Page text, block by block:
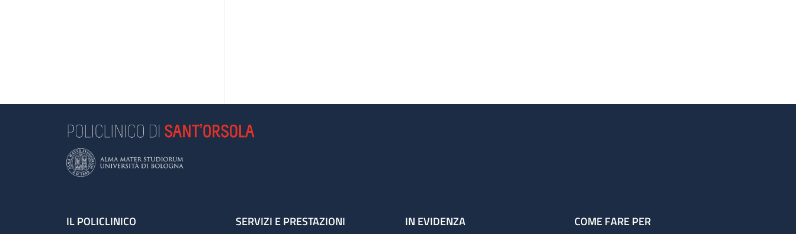
IL POLICLINICO SERVIZI E PRESTAZIONI IN EVIDENZA
COME FARE PER